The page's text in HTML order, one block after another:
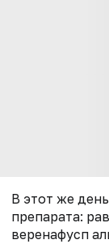
В этот же
препарата:
веренафусп